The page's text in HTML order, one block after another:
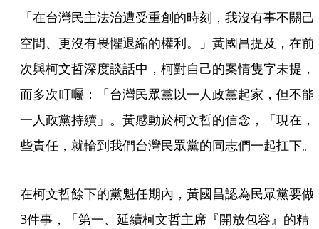
「在台灣民主法治遭受重創的時刻，我沒有事不關己
空間、更沒有畏懼退縮的權利。」黃國昌提及，在前
次與柯文哲深度談話中，柯對自己的案情隻字未提，
而多次叮囑：「台灣民眾黨以一人政黨起家，但不能
一人政黨持續」。黃感動於柯文哲的信念，「現在，
些責任，就輪到我們台灣民眾黨的同志們一起扛下。
在柯文哲餘下的黨魁任期內，黃國昌認為民眾黨要做
3件事，「第一、延續柯文哲主席『開放包容』的精